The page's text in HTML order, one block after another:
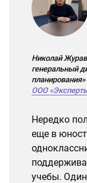
Николай
генеральный
планирования»
ООО
Нередко
еще в
учебы.